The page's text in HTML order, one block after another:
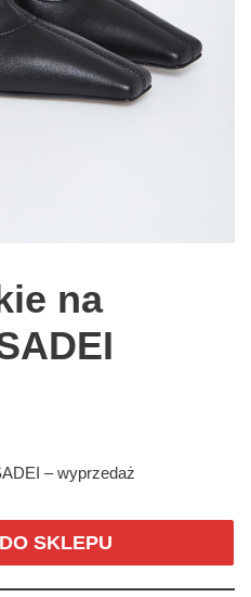
na
– wyprzedaż
SKLEPU